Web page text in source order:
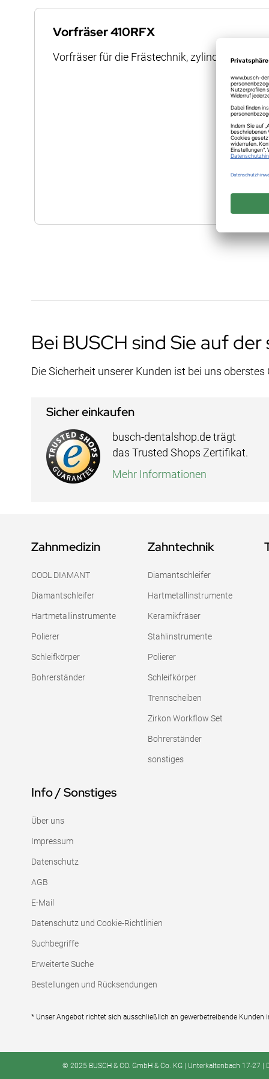
Anfang
springen
Vorfräser 410RFX
Vorfräser für die Frästechnik, zylindrisch
Bei BUSCH sind Sie auf
Die Sicherheit unserer Kunden ist bei uns
Sicher einkaufen
busch-dentalshop.de trägt
das Trusted Shops Zertifikat.
Mehr Informationen
Zahnmedizin
COOL DIAMANT
Diamantschleifer
Hartmetallinstrumente
Polierer
Schleifkörper
Bohrerständer
Zahntechnik
Diamantschleifer
Hartmetallinstrumente
Keramikfräser
Stahlinstrumente
Polierer
Schleifkörper
Trennscheiben
Zirkon Workflow Set
Bohrerständer
sonstiges
Info / Sonstiges
Über uns
Impressum
Datenschutz
AGB
E-Mail
Datenschutz und Cookie-Richtlinien
Suchbegriffe
Erweiterte Suche
Bestellungen und Rücksendungen
* Unser Angebot richtet sich ausschließlich an gewerbetreibende Kunden
© 2025 BUSCH & CO. GmbH & Co. KG | Unterkaltenbach 17-